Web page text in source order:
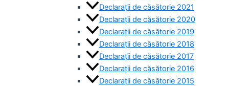
Declarații de căsătorie 2021
Declarații de căsătorie 2020
Declarații de căsătorie 2019
Declarații de căsătorie 2018
Declarații de căsătorie 2017
Declarații de căsătorie 2016
Declarații de căsătorie 2015